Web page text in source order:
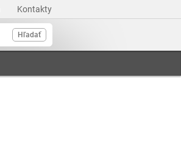
Kontakty
Hľadať